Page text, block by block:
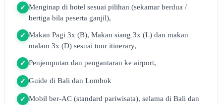
✓ Menginap di hotel sesuai pilihan (sekamar berdua /
bertiga bila peserta ganjil),
✓ Makan Pagi 3x (B), Makan siang 3x (L) dan makan
malam 3x (D) sesuai tour itinerary,
✓ Penjemputan dan pengantaran ke airport,
✓ Guide di Bali dan Lombok
✓ Mobil ber-AC (standard pariwisata), selama di Bali dan